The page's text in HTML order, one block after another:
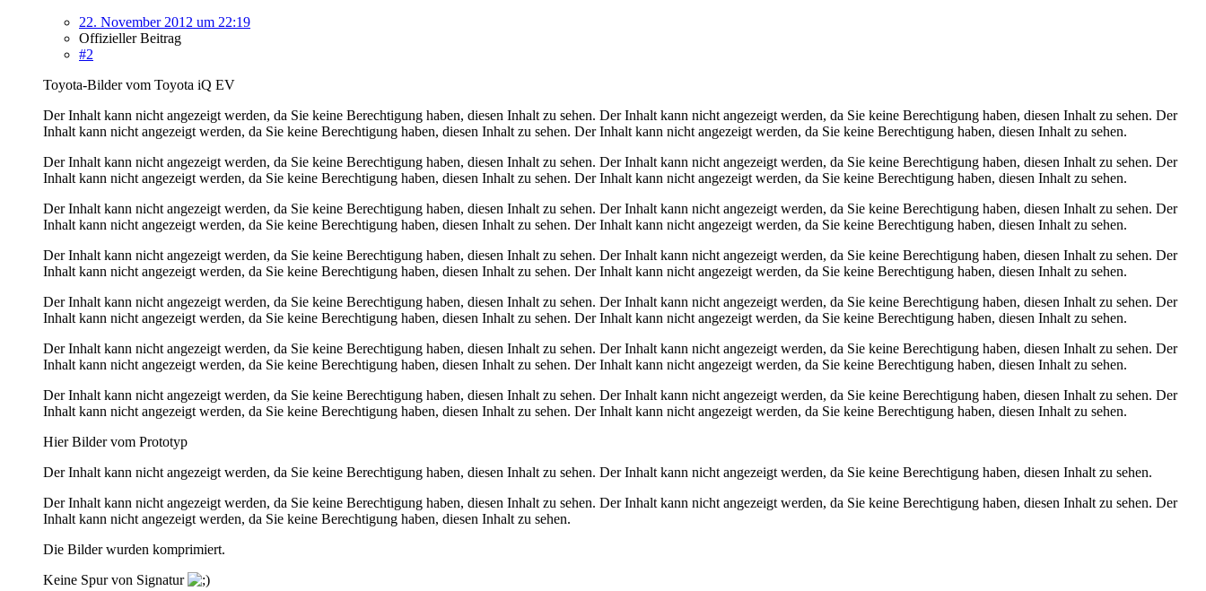
22. November 2012 um 22:19
Offizieller Beitrag
#2
Toyota-Bilder vom Toyota iQ EV
Der Inhalt kann nicht angezeigt werden, da Sie keine Berechtigung haben, diesen Inhalt zu sehen. Der Inhalt kann nicht angezeigt werden, da Sie keine Berechtigung haben, diesen Inhalt zu sehen. Der
Inhalt kann nicht angezeigt werden, da Sie keine Berechtigung haben, diesen Inhalt zu sehen. Der Inhalt kann nicht angezeigt werden, da Sie keine Berechtigung haben, diesen Inhalt zu sehen.
Der Inhalt kann nicht angezeigt werden, da Sie keine Berechtigung haben, diesen Inhalt zu sehen. Der Inhalt kann nicht angezeigt werden, da Sie keine Berechtigung haben, diesen Inhalt zu sehen. Der
Inhalt kann nicht angezeigt werden, da Sie keine Berechtigung haben, diesen Inhalt zu sehen. Der Inhalt kann nicht angezeigt werden, da Sie keine Berechtigung haben, diesen Inhalt zu sehen.
Der Inhalt kann nicht angezeigt werden, da Sie keine Berechtigung haben, diesen Inhalt zu sehen. Der Inhalt kann nicht angezeigt werden, da Sie keine Berechtigung haben, diesen Inhalt zu sehen. Der
Inhalt kann nicht angezeigt werden, da Sie keine Berechtigung haben, diesen Inhalt zu sehen. Der Inhalt kann nicht angezeigt werden, da Sie keine Berechtigung haben, diesen Inhalt zu sehen.
Der Inhalt kann nicht angezeigt werden, da Sie keine Berechtigung haben, diesen Inhalt zu sehen. Der Inhalt kann nicht angezeigt werden, da Sie keine Berechtigung haben, diesen Inhalt zu sehen. Der
Inhalt kann nicht angezeigt werden, da Sie keine Berechtigung haben, diesen Inhalt zu sehen. Der Inhalt kann nicht angezeigt werden, da Sie keine Berechtigung haben, diesen Inhalt zu sehen.
Der Inhalt kann nicht angezeigt werden, da Sie keine Berechtigung haben, diesen Inhalt zu sehen. Der Inhalt kann nicht angezeigt werden, da Sie keine Berechtigung haben, diesen Inhalt zu sehen. Der
Inhalt kann nicht angezeigt werden, da Sie keine Berechtigung haben, diesen Inhalt zu sehen. Der Inhalt kann nicht angezeigt werden, da Sie keine Berechtigung haben, diesen Inhalt zu sehen.
Der Inhalt kann nicht angezeigt werden, da Sie keine Berechtigung haben, diesen Inhalt zu sehen. Der Inhalt kann nicht angezeigt werden, da Sie keine Berechtigung haben, diesen Inhalt zu sehen. Der
Inhalt kann nicht angezeigt werden, da Sie keine Berechtigung haben, diesen Inhalt zu sehen. Der Inhalt kann nicht angezeigt werden, da Sie keine Berechtigung haben, diesen Inhalt zu sehen.
Der Inhalt kann nicht angezeigt werden, da Sie keine Berechtigung haben, diesen Inhalt zu sehen. Der Inhalt kann nicht angezeigt werden, da Sie keine Berechtigung haben, diesen Inhalt zu sehen. Der
Inhalt kann nicht angezeigt werden, da Sie keine Berechtigung haben, diesen Inhalt zu sehen. Der Inhalt kann nicht angezeigt werden, da Sie keine Berechtigung haben, diesen Inhalt zu sehen.
Hier Bilder vom Prototyp
Der Inhalt kann nicht angezeigt werden, da Sie keine Berechtigung haben, diesen Inhalt zu sehen. Der Inhalt kann nicht angezeigt werden, da Sie keine Berechtigung haben, diesen Inhalt zu sehen.
Der Inhalt kann nicht angezeigt werden, da Sie keine Berechtigung haben, diesen Inhalt zu sehen. Der Inhalt kann nicht angezeigt werden, da Sie keine Berechtigung haben, diesen Inhalt zu sehen. Der
Inhalt kann nicht angezeigt werden, da Sie keine Berechtigung haben, diesen Inhalt zu sehen.
Die Bilder wurden komprimiert.
Keine Spur von Signatur